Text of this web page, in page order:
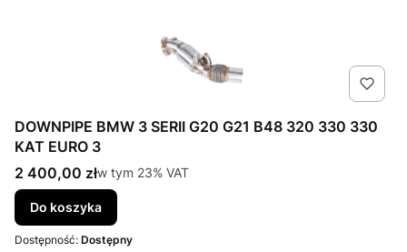
DOWNPIPE BMW 3 SERII G20 G21 B48 320 330 330
KAT EURO 3
Cena brutto
2 400,00 złw tym %s VAT
w tym 23% VAT
Do koszyka
Dostępność: Dostępny